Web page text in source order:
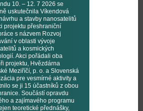
10. – 12. 7 2026 se
uskutečnila Víkendová
a stavby nanosatelitů
projektu přeshraniční
s názvem Rozvoj
v oblasti vývoje
a kosmických
Akci pořádali oba
projektu, Hvězdárna
Meziříčí, p. o. a Slovenská
pre vesmírné aktivity a
se ji 15 účastníků z obou
Součástí opravdu
a zajímavého programu
teoretické přednášky,